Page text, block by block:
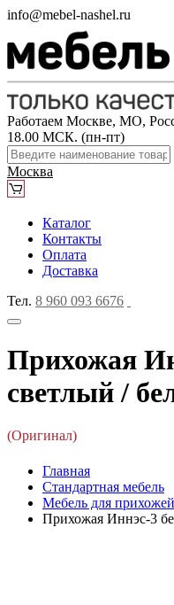
info@mebel-nashel.ru
Работаем Москве, МО,
18.00 МСК. (пн-пт)
Москва
Каталог
Контакты
Оплата
Доставка
Тел. 8 960 093 6676
Прихожая
светлый /
(Оригинал)
Главная
Стандартная мебель
Мебель для прихожей
Прихожая Иннэс-3